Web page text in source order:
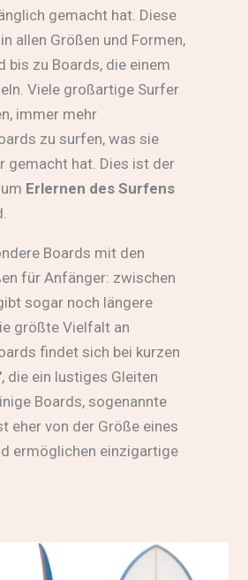
gemacht hat. Diese
allen Größen und Formen,
bis zu Boards, die einem
Viele großartige Surfer
immer mehr
zu surfen, was sie
gemacht hat. Dies ist der
Erlernen des Surfens
Boards mit den
für Anfänger: zwischen
gibt sogar noch längere
größte Vielfalt an
findet sich bei kurzen
die ein lustiges Gleiten
Boards, sogenannte
eher von der Größe eines
ermöglichen einzigartige